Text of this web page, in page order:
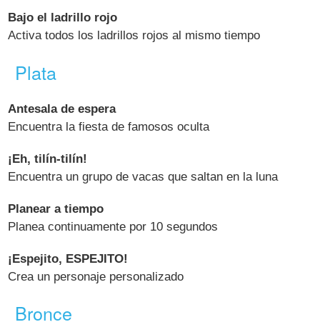
Bajo el ladrillo rojo
Activa todos los ladrillos rojos al mismo tiempo
Plata
Antesala de espera
Encuentra la fiesta de famosos oculta
¡Eh, tilín-tilín!
Encuentra un grupo de vacas que saltan en la luna
Planear a tiempo
Planea continuamente por 10 segundos
¡Espejito, ESPEJITO!
Crea un personaje personalizado
Bronce